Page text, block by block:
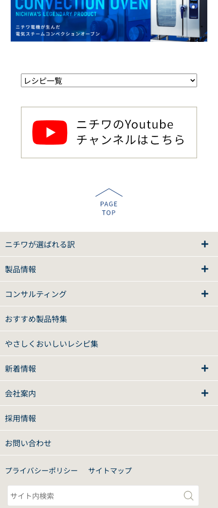
ニチワが選ばれる訳
製品情報
コンサルティング
おすすめ製品特集
やさしくおいしいレシピ集
新着情報
会社案内
採用情報
お問い合わせ
プライバシーポリシー サイトマップ